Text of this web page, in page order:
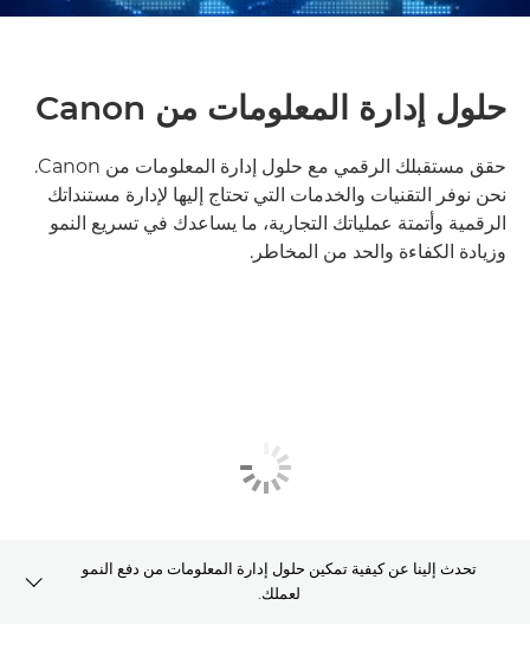
حلول إدارة المعلومات من Canon
حقق مستقبلك الرقمي مع حلول إدارة المعلومات من Canon.
نحن نوفر التقنيات والخدمات التي تحتاج إليها لإدارة مستنداتك
الرقمية وأتمتة عملياتك التجارية، ما يساعدك في تسريع النمو
وزيادة الكفاءة والحد من المخاطر.
تحدث إلينا عن كيفية تمكين حلول إدارة المعلومات من دفع النمو
لعملك.